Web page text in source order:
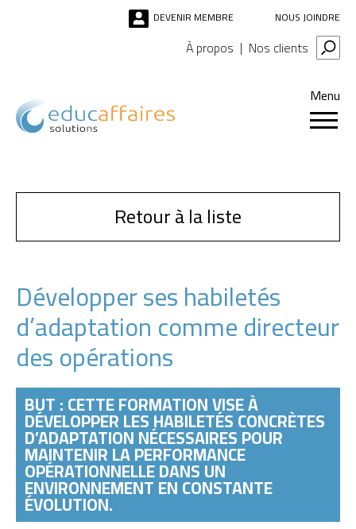
NOUS JOINDRE
DEVENIR MEMBRE
À propos Nos clients
Menu
Retour à la liste
Développer ses habiletés
d’adaptation comme directeur
des opérations
BUT : CETTE FORMATION VISE À
DÉVELOPPER LES HABILETÉS CONCRÈTES
D’ADAPTATION NÉCESSAIRES POUR
MAINTENIR LA PERFORMANCE
OPÉRATIONNELLE DANS UN
ENVIRONNEMENT EN CONSTANTE
ÉVOLUTION.